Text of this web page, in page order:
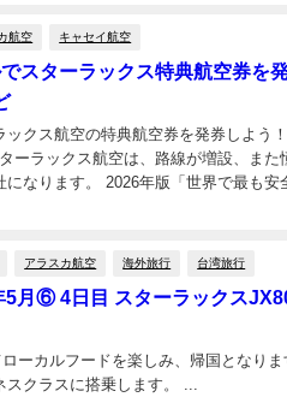
航空 キャセイ航空
スターラックス特典航空券を
クス航空の特典航空券を発券しよう
ーラックス航空は、路線が増設、また
なります。 2026年版「世界で最も安
第1...
アラスカ航空 海外旅行 台湾旅行
5月⑥ 4日目 スターラックス
ーカルフードを楽しみ、帰国となり